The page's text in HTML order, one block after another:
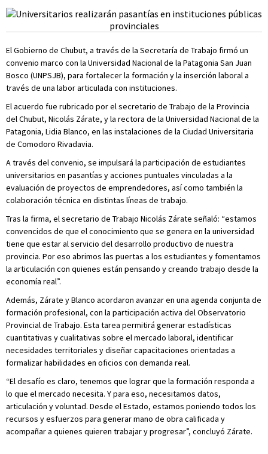
El Gobierno de Chubut, a través de la Secretaría de Trabajo firmó un
convenio marco con la Universidad Nacional de la Patagonia San Juan
Bosco (UNPSJB), para fortalecer la formación y la inserción laboral a
través de una labor articulada con instituciones.
El acuerdo fue rubricado por el secretario de Trabajo de la Provincia
del Chubut, Nicolás Zárate, y la rectora de la Universidad Nacional de la
Patagonia, Lidia Blanco, en las instalaciones de la Ciudad Universitaria
de Comodoro Rivadavia.
A través del convenio, se impulsará la participación de estudiantes
universitarios en pasantías y acciones puntuales vinculadas a la
evaluación de proyectos de emprendedores, así como también la
colaboración técnica en distintas líneas de trabajo.
Tras la firma, el secretario de Trabajo Nicolás Zárate señaló: “estamos
convencidos de que el conocimiento que se genera en la universidad
tiene que estar al servicio del desarrollo productivo de nuestra
provincia. Por eso abrimos las puertas a los estudiantes y fomentamos
la articulación con quienes están pensando y creando trabajo desde la
economía real”.
Además, Zárate y Blanco acordaron avanzar en una agenda conjunta de
formación profesional, con la participación activa del Observatorio
Provincial de Trabajo. Esta tarea permitirá generar estadísticas
cuantitativas y cualitativas sobre el mercado laboral, identificar
necesidades territoriales y diseñar capacitaciones orientadas a
formalizar habilidades en oficios con demanda real.
“El desafío es claro, tenemos que lograr que la formación responda a
lo que el mercado necesita. Y para eso, necesitamos datos,
articulación y voluntad. Desde el Estado, estamos poniendo todos los
recursos y esfuerzos para generar mano de obra calificada y
acompañar a quienes quieren trabajar y progresar”, concluyó Zárate.